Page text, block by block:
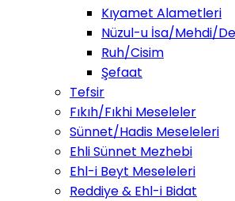
Kıyamet Alametleri
Nüzul-u İsa/Mehdi/
Ruh/Cisim
Şefaat
Tefsir
Fıkıh/Fıkhi Meseleler
Sünnet/Hadis Meseleleri
Ehli Sünnet Mezhebi
Ehl-i Beyt Meseleleri
Reddiye & Ehl-i Bidat